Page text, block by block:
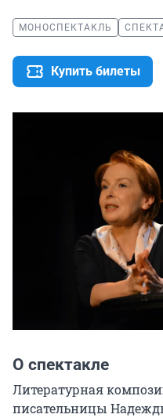
МОНОСПЕКТАКЛЬ
Купить билеты
О спектакле
Литературная
писательницы